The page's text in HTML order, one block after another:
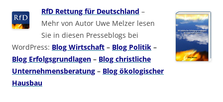
RfD Rettung für Deutschland –
Mehr von Autor Uwe Melzer lesen
Sie in diesen Presseblogs bei
WordPress: Blog Wirtschaft – Blog Politik –
Blog Erfolgsgrundlagen – Blog christliche
Unternehmensberatung – Blog ökologischer
Hausbau